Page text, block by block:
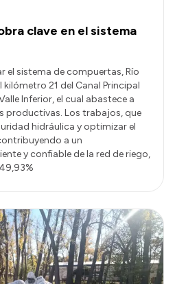
clave en el sistema
el sistema de compuertas, Río
21 del Canal Principal
Inferior, el cual abastece a
productivas. Los trabajos, que
hidráulica y optimizar el
a un
y confiable de la red de riego,